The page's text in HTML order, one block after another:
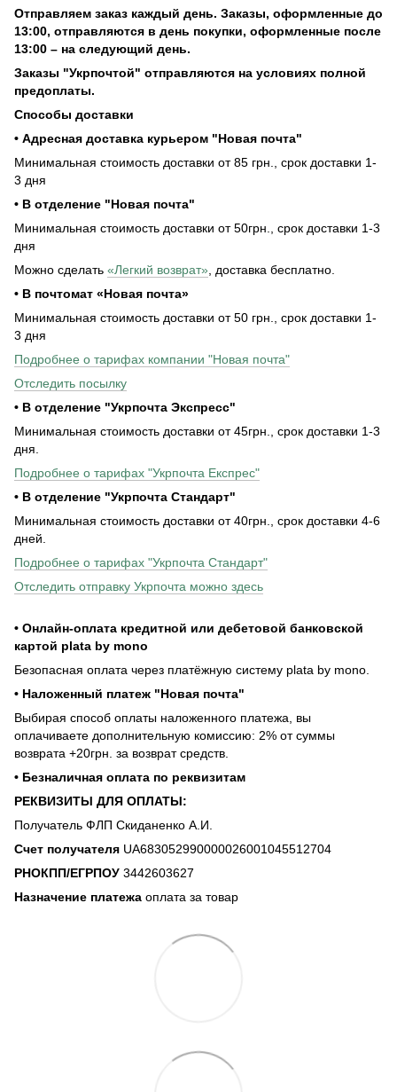
Отправляем заказ каждый день. Заказы, оформленные до
13:00, отправляются в день покупки, оформленные после
13:00 – на следующий день.
Заказы "Укрпочтой" отправляются на условиях полной
предоплаты.
Способы доставки
• Адресная доставка курьером "Новая почта"
Минимальная стоимость доставки от 85 грн., срок доставки 1-
3 дня
• В отделение "Новая почта"
Минимальная стоимость доставки от 50грн., срок доставки 1-3
дня
Можно сделать «Легкий возврат» , доставка бесплатно.
• В почтомат «Новая почта»
Минимальная стоимость доставки от 50 грн., срок доставки 1-
3 дня
Подробнее о тарифах компании "Новая почта"
Отследить посылку
• В отделение "Укрпочта Экспресс"
Минимальная стоимость доставки от 45грн., срок доставки 1-3
дня.
Подробнее о тарифах "Укрпочта Експрес"
• В отделение "Укрпочта Стандарт"
Минимальная стоимость доставки от 40грн., срок доставки 4-6
дней.
Подробнее о тарифах "Укрпочта Стандарт"
Отследить отправку Укрпочта можно здесь
• Онлайн-оплата кредитной или дебетовой банковской
картой plata by mono
Безопасная оплата через платёжную систему plata by mono.
• Наложенный платеж "Новая почта"
Выбирая способ оплаты наложенного платежа, вы
оплачиваете дополнительную комиссию: 2% от суммы
возврата +20грн. за возврат средств.
• Безналичная оплата по реквизитам
РЕКВИЗИТЫ ДЛЯ ОПЛАТЫ:
Получатель ФЛП Скиданенко А.И.
Счет получателя UA683052990000026001045512704
РНОКПП/ЕГРПОУ 3442603627
Назначение платежа оплата за товар